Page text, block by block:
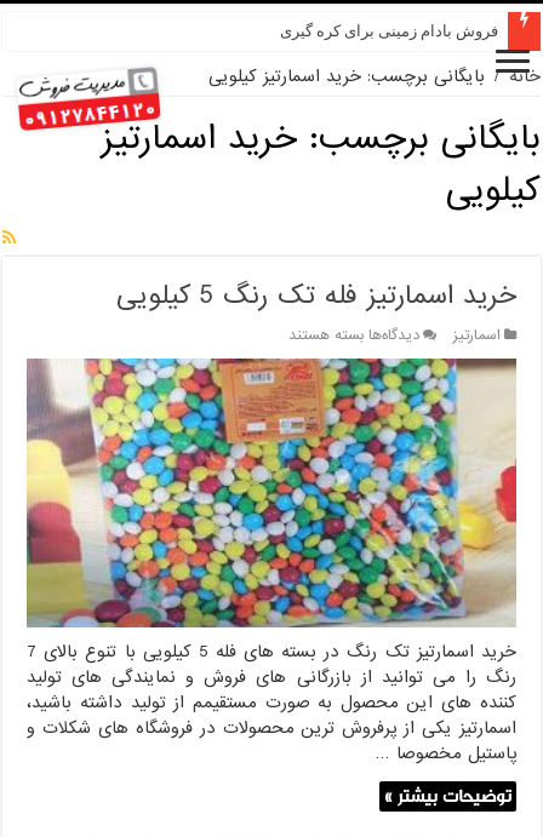
فروش بادام زمینی برای کره گیری
خانه / بایگانی برچسب: خرید اسمارتیز کیلویی
بایگانی برچسب:خرید اسمارتیز
کیلویی
خرید اسمارتیز فله تک رنگ 5 کیلویی
اسمارتیز دیدگاه‌هابرای
خرید
اسمارتیز
فله
تک
رنگ
5
کیلویی
بسته هستند
خرید اسمارتیز تک رنگ در بسته های فله 5 کیلویی با تنوع بالای 7
رنگ را می توانید از بازرگانی های فروش و نمایندگی های تولید
کننده های این محصول به صورت مستقیمم از تولید داشته باشید،
اسمارتیز یکی از پرفروش ترین محصولات در فروشگاه های شکلات و
پاستیل مخصوصا …
توضیحات بیشتر »